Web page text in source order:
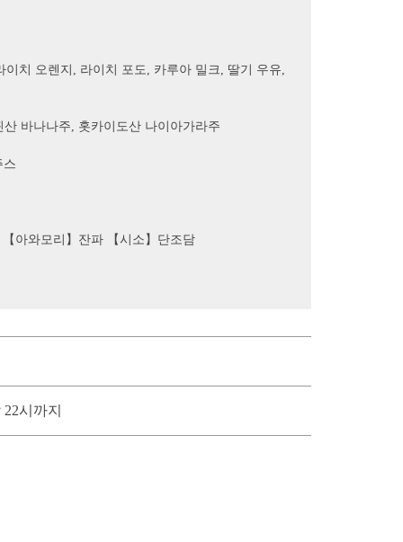
치 오렌지, 라이치 포도, 카루아 밀크, 딸기 우유,
바나나주, 홋카이도산 나이아가라주
스
아와모리】잔파 【시소】단조담
시까지